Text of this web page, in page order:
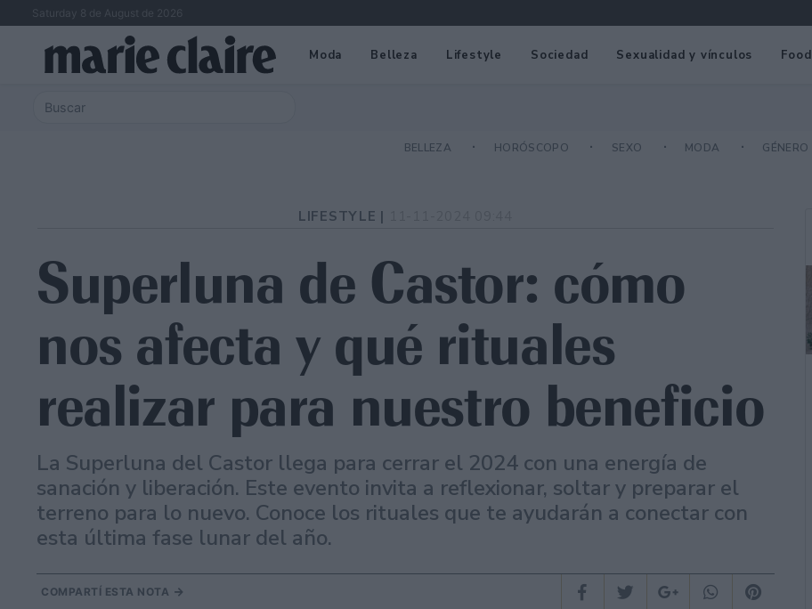
Saturday 8 de August de 2026
Moda Belleza Lifestyle Sociedad Sexualidad y vínculos Food
BELLEZA HORÓSCOPO SEXO MODA GÉNERO
LIFESTYLE |
Superluna de Castor: cómo
nos afecta y qué rituales
realizar para nuestro beneficio
La Superluna del Castor llega para cerrar el 2024 con una energía de
sanación y liberación. Este evento invita a reflexionar, soltar y preparar el
terreno para lo nuevo. Conoce los rituales que te ayudarán a conectar con
esta última fase lunar del año.
COMPARTÍ ESTA NOTA